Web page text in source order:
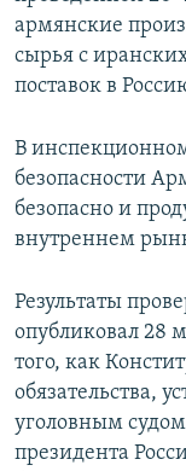
армянские
сырья с
поставок в
В
безопасности
безопасно и
внутреннем
Результаты
опубликовал 28
того, как
обязательства,
уголовным
президента